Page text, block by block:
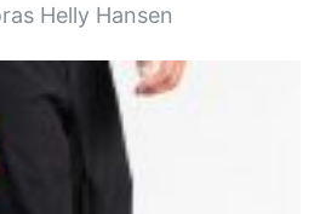
Helly Hansen